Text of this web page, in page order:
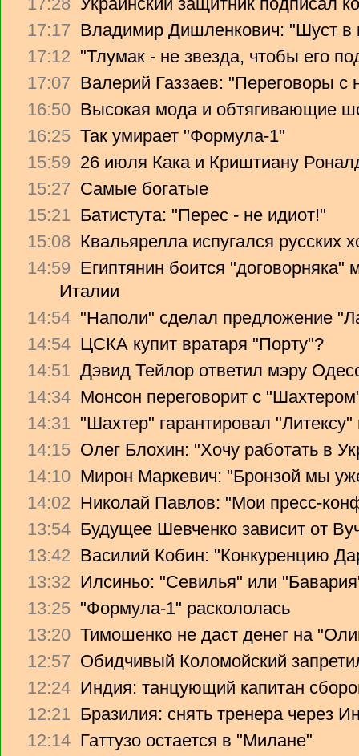
17:17 Владимир Дишленкович: "Шуст в
17:12 "Тлумак - не звезда, чтобы его
17:07 Валерий Газзаев: "Переговоры с
16:50 Высокая мода и обтягивающие
16:25 Так умирает "Формула-1"
15:59 26 июля Кака и Криштиану
15:27 Самые богатые
15:21 Батистута: "Перес - не идиот!"
15:08 Квальярелла испугался русских
14:59 Египтянин боится
Италии
14:54 "Наполи" сделал предложение
14:54 ЦСКА купит вратаря "Порту"?
14:51 Дэвид Тейлор ответил мэру
14:34 Монсон переговорит с
14:31 "Шахтер" гарантировал
14:15 Олег Блохин: "Хочу работать в
14:10 Мирон Маркевич: "Бронзой мы
14:02 Николай Павлов: "Мои пресс-
13:54 Будущее Шевченко зависит от
13:42 Василий Кобин: "Конкуренцию
13:32 Илсиньо: "Севилья" или
13:25 "Формула-1" раскололась
13:20 Тимошенко не даст денег на
12:57 Обидчивый Коломойский
12:24 Индия: танцующий капитан
12:21 Бразилия: снять тренера через
12:14 Гаттузо остается в "Милане"